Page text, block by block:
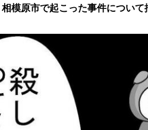
模原市で起こった事件について